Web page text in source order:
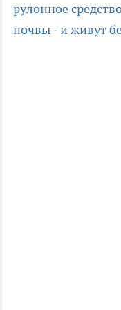
рулонное
почвы - и живут